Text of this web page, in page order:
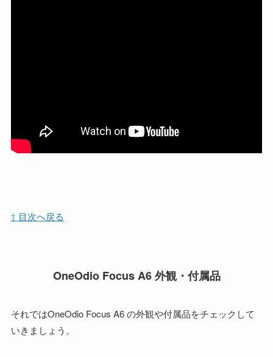
⇧ 目次へ戻る
OneOdio Focus A6 外観・付属品
それではOneOdio Focus A6 の外観や付属品をチェックして
いきましょう。